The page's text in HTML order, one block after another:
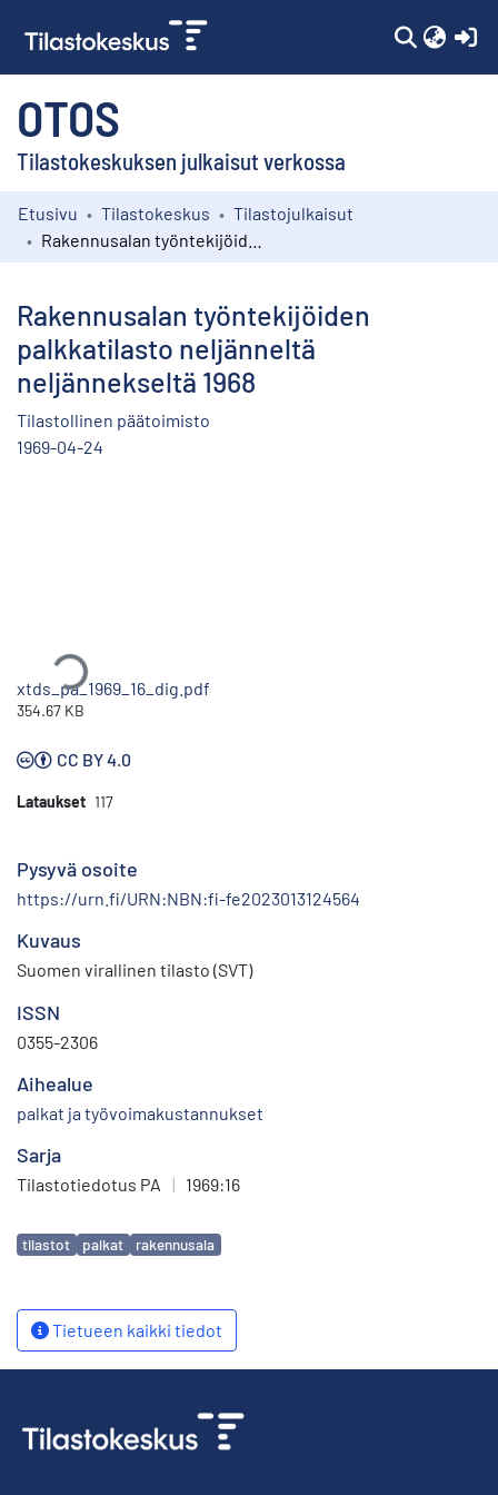
OTOS
Tilastokeskuksen julkaisut verkossa
Kokoelmat
Etusivu Tilastokeskus
Tilastojulkaisut
Rakennusalan työntekijöiden
palkkatilasto neljänneltä
neljännekseltä 1968
Tilastollinen päätoimisto
1969-04-24
xtds_pa_1969_16_dig.pdf
354.67 KB
CC BY 4.0
Lataukset 117
Pysyvä osoite
https://urn.fi/URN:NBN:fi-fe2023013124564
Kuvaus
Suomen virallinen tilasto (SVT)
ISSN
0355-2306
Aihealue
palkat ja työvoimakustannukset
Sarja
Tilastotiedotus PA | 1969:16
Avainsanat
tilastot palkat rakennusala
Tietueen kaikki tiedot